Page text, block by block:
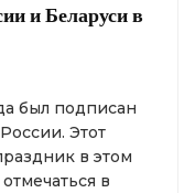
и Беларуси в
был подписан
Этот
в этом
в